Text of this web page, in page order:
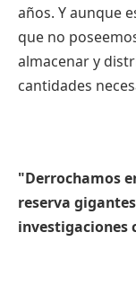
años. Y aunque
que no
almacenar y
cantidades
"Derrochamos
reserva
investigaciones